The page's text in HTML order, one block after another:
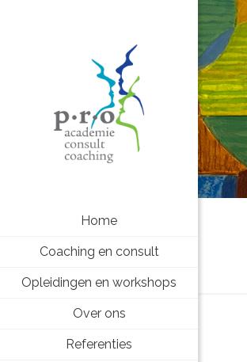
Home
Coaching en consult
Opleidingen en workshops
Over ons
Referenties